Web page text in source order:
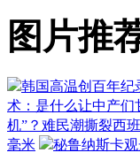
图片推
韩国高温创百年纪
术：是什么让中产们
机”？难民潮撕裂西
毫米
秘鲁纳斯卡